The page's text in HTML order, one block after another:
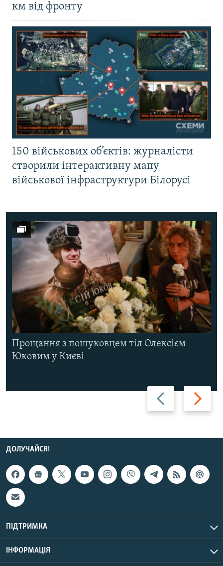
км від фронту
150 військових об’єктів: журналісти
створили інтерактивну мапу
військової інфраструктури Білорусі
Назад Вперед
Прощання з пошуковцем тіл Олексієм
Юковим у Києві
ДОЛУЧАЙСЯ!
ПІДТРИМКА
ІНФОРМАЦІЯ